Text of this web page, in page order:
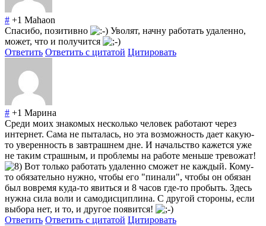
# +1 Mahaon
Спасибо, позитивно
Уволят, начну работать удаленно,
может, что и получится
Ответить Ответить с цитатой Цитировать
# +1 Марина
Среди моих знакомых несколько человек работают через
интернет. Сама не пыталась, но эта возможность дает какую-
то уверенность в завтрашнем дне. И начальство кажется уже
не таким страшным, и проблемы на работе меньше тревожат!
Вот только работать удаленно сможет не каждый. Кому-
то обязательно нужно, чтобы его "пинали", чтобы он обязан
был вовремя куда-то явиться и 8 часов где-то пробыть. Здесь
нужна сила воли и самодисциплина. С другой стороны, если
выбора нет, и то, и другое появится!
Ответить Ответить с цитатой Цитировать